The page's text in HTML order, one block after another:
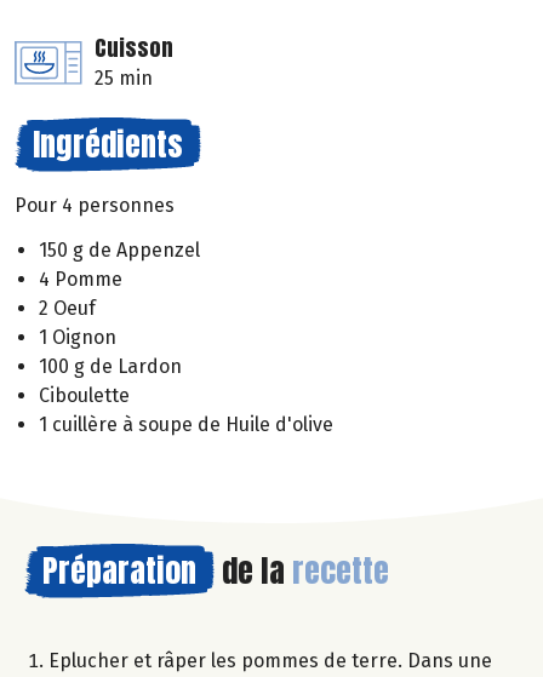
Cuisson
25 min
Ingrédients
Pour 4 personnes
150 g de Appenzel
4 Pomme
2 Oeuf
1 Oignon
100 g de Lardon
Ciboulette
1 cuillère à soupe de Huile d'olive
Préparation de la recette
Eplucher et râper les pommes de terre. Dans une